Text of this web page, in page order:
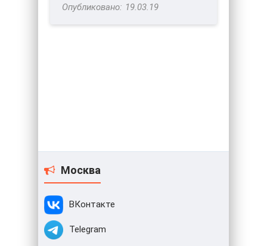
19.03.19
Москва
ВКонтакте
Telegram